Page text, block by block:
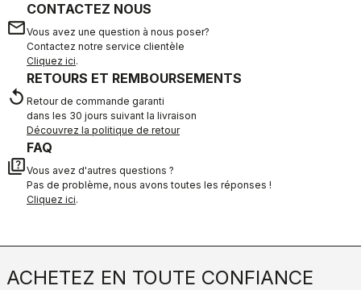
email
CONTACTEZ NOUS
Vous avez une question à nous poser?
Contactez notre service clientèle
Cliquez ici.
replay
RETOURS ET REMBOURSEMENTS
Retour de commande garanti
dans les 30 jours suivant la livraison
Découvrez la politique de retour
quiz
FAQ
Vous avez d'autres questions ?
Pas de problème, nous avons toutes les réponses !
Cliquez ici.
ACHETEZ EN TOUTE CONFIANCE